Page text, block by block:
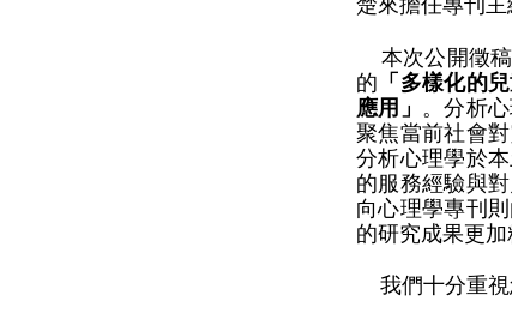
楚來擔任專刊
本次公開徵
的 「多樣化的
應用」 。分析
聚焦當前社會
分析心理學於
的服務經驗與
向心理學專刊
的研究成果更
我們十分重